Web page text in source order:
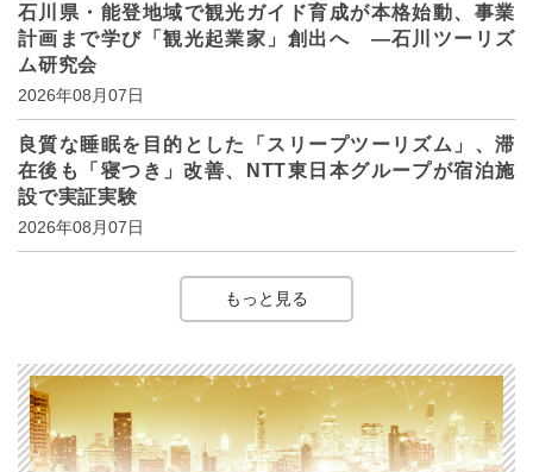
石川県・能登地域で観光ガイド育成が本格始動、事業
計画まで学び「観光起業家」創出へ ―石川ツーリズ
ム研究会
2026年08月07日
良質な睡眠を目的とした「スリープツーリズム」、滞
在後も「寝つき」改善、NTT東日本グループが宿泊施
設で実証実験
2026年08月07日
もっと見る